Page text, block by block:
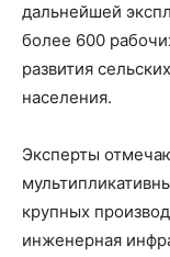
дальнейшей
более 600
развития
населения.
Эксперты
крупных
инженерная